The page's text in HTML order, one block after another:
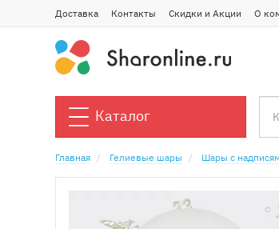
Доставка Контакты Скидки и Акции О
Каталог
Главная Гелиевые шары Шары с